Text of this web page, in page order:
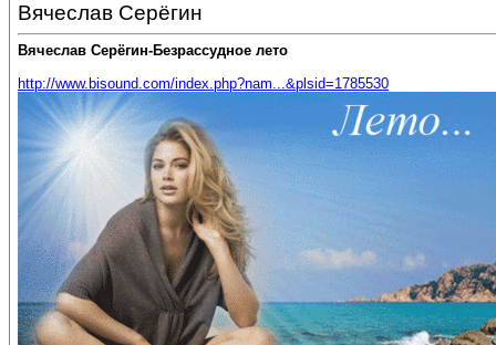
Вячеслав Серёгин
Вячеслав Серёгин-Безрассудное лето
http://www.bisound.com/index.php?nam...&plsid=1785530